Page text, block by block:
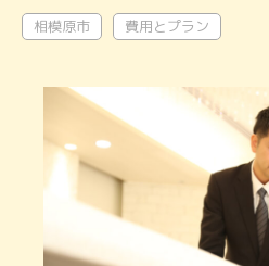
相模原市
費用とプラン